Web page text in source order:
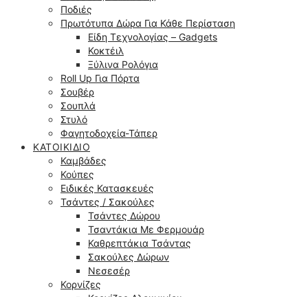
Ποδιές
Πρωτότυπα Δώρα Για Κάθε Περίσταση
Είδη Τεχνολογίας – Gadgets
Κοκτέιλ
Ξύλινα Ρολόγια
Roll Up Για Πόρτα
Σουβέρ
Σουπλά
Στυλό
Φαγητοδοχεία-Τάπερ
ΚΑΤΟΙΚΊΔΙΟ
Καμβάδες
Κούπες
Ειδικές Κατασκευές
Τσάντες / Σακούλες
Τσάντες Δώρου
Τσαντάκια Με Φερμουάρ
Καθρεπτάκια Τσάντας
Σακούλες Δώρων
Νεσεσέρ
Κορνίζες